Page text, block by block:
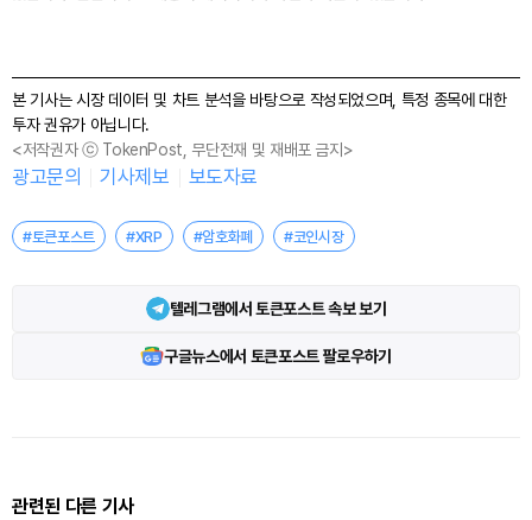
본 기사는 시장 데이터 및 차트 분석을 바탕으로 작성되었으며, 특정 종목에 대한
투자 권유가 아닙니다.
<저작권자 ⓒ TokenPost, 무단전재 및 재배포 금지>
광고문의 기사제보 보도자료
#토큰포스트 #XRP #암호화폐 #코인시장
텔레그램에서 토큰포스트 속보 보기
구글뉴스에서 토큰포스트 팔로우하기
관련된 다른 기사